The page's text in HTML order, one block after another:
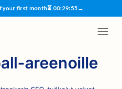
your first month⏳ 00:29:54→
areenoille